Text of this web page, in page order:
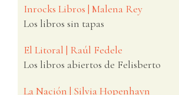
Inrocks Libros | Malena Rey
Los libros sin tapas
El Litoral | Raúl Fedele
Los libros abiertos de Felisberto
La Nación | Silvia Hopenhayn